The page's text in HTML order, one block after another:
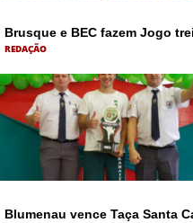
Brusque e BEC fazem Jogo
REDAÇÃO
Blumenau vence Taça Santa